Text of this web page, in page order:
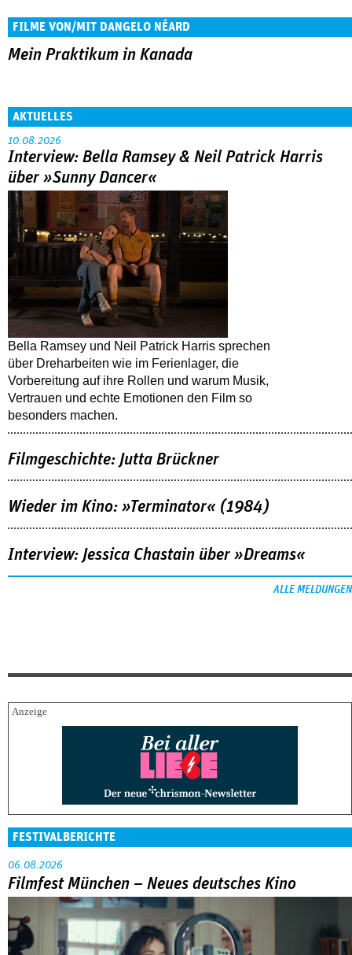
FILME VON/MIT DANGELO NÉARD
Mein Praktikum in Kanada
AKTUELLES
10.08.2026
Interview: Bella Ramsey & Neil Patrick Harris
über »Sunny Dancer«
Bella Ramsey und Neil Patrick Harris sprechen
über Dreharbeiten wie im Ferienlager, die
Vorbereitung auf ihre Rollen und warum Musik,
Vertrauen und echte Emotionen den Film so
besonders machen.
Filmgeschichte: Jutta Brückner
Wieder im Kino: »Terminator« (1984)
Interview: Jessica Chastain über »Dreams«
ALLE MELDUNGEN
FESTIVALBERICHTE
06.08.2026
Filmfest München – Neues deutsches Kino